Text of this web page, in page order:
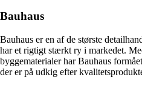
Bauhaus
Bauhaus er en af de største
har et rigtigt stærkt ry i markedet.
byggematerialer har Bauhaus
der er på udkig efter